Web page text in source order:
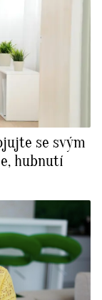
se svým
hubnutí